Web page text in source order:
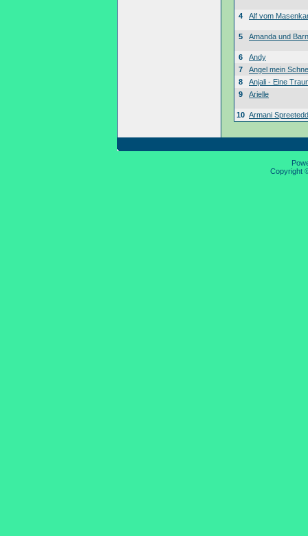
4 Alf vom
5 Amanda und
6
Andy
7
Angel mein
8
Anjali - Eine
9
Arielle
10 Armani
Copyright